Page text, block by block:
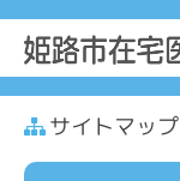
サイトマップ